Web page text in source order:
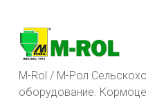
M-Rol / M-Рол
оборудование.